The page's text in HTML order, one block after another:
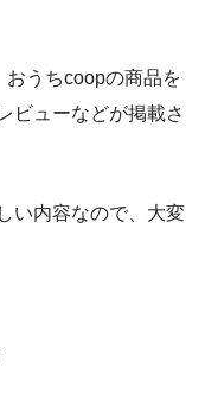
おうちcoopの商品を
ビューなどが掲載さ
い内容なので、大変